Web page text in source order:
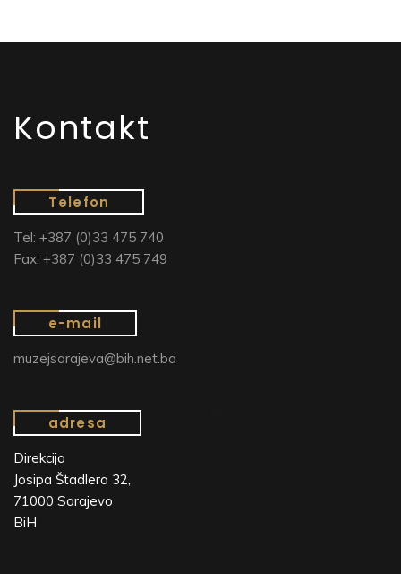
Kontakt
Telefon
Tel: +387 (0)33 475 740
Fax: +387 (0)33 475 749
e-mail
muzejsarajeva@bih.net.ba
adresa
Direkcija
Josipa Štadlera 32,
71000 Sarajevo
BiH